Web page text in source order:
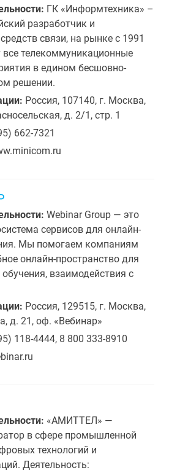
ГК «Информтехника» –
разработчик и
связи, на рынке с 1991
все телекоммуникационные
в едином бесшовно-
решении.
Россия, 107140, г. Москва,
д. 2/1, стр. 1
662-7321
Webinar Group — это
сервисов для онлайн-
Мы помогаем компаниям
онлайн-пространство для
взаимодействия с
Россия, 129515, г. Москва,
д. 21, оф. «Вебинар»
118-4444, 8 800 333-8910
«АМИТТЕЛ» —
в сфере промышленной
технологий и
Деятельность: